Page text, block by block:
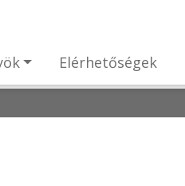
Elérhetőségek